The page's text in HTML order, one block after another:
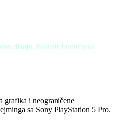
dizajn. Iskusite budućnost
grafika i neograničene
sa Sony PlayStation 5 Pro.